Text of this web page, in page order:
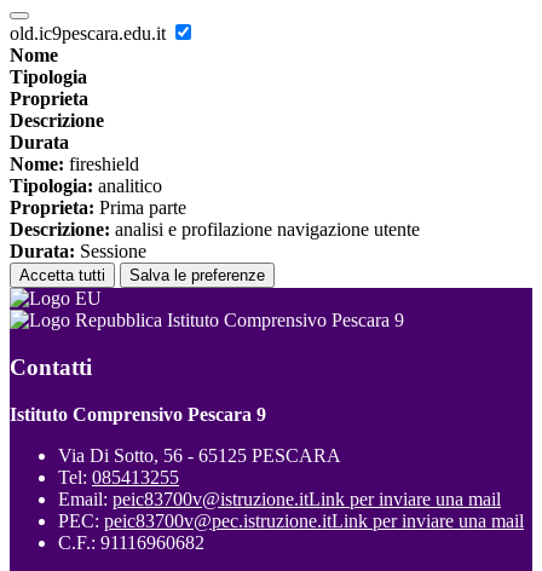
old.ic9pescara.edu.it
Nome
Tipologia
Proprieta
Descrizione
Durata
Nome: fireshield
Tipologia: analitico
Proprieta: Prima parte
Descrizione: analisi e profilazione navigazione utente
Durata: Sessione
Accetta tutti Salva le preferenze
Istituto Comprensivo Pescara 9
Contatti
Istituto Comprensivo Pescara 9
Via Di Sotto, 56 - 65125 PESCARA
Tel: 085413255
Email: peic83700v@istruzione.itLink per inviare una mail
PEC: peic83700v@pec.istruzione.itLink per inviare una mail
C.F.: 91116960682